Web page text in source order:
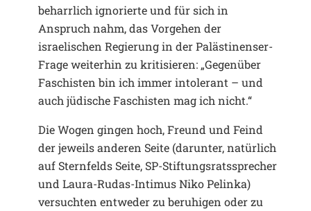
beharrlich ignorierte und für sich in
Anspruch nahm, das Vorgehen der
israelischen Regierung in der Palästinenser-
Frage weiterhin zu kritisieren: „Gegenüber
Faschisten bin ich immer intolerant – und
auch jüdische Faschisten mag ich nicht.“
Die Wogen gingen hoch, Freund und Feind
der jeweils anderen Seite (darunter, natürlich
auf Sternfelds Seite, SP-Stiftungsratssprecher
und Laura-Rudas-Intimus Niko Pelinka)
versuchten entweder zu beruhigen oder zu